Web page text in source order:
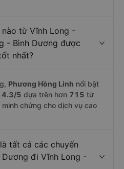
nào từ Vĩnh Long -
- Bình Dương được
nhất?
Phương Hồng Linh nổi bật
4.3/5 dựa trên hơn 715 từ
chứng cho dịch vụ cao
tất cả các chuyến
Dương đi Vĩnh Long -